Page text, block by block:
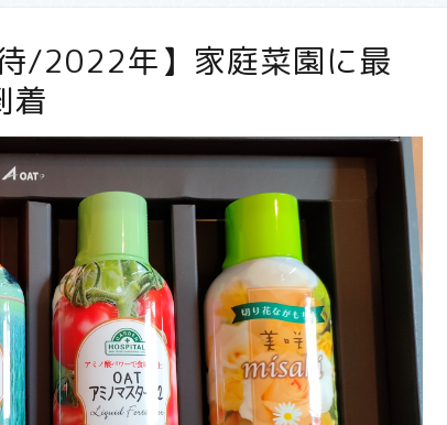
/2022年】家庭菜園に最
着